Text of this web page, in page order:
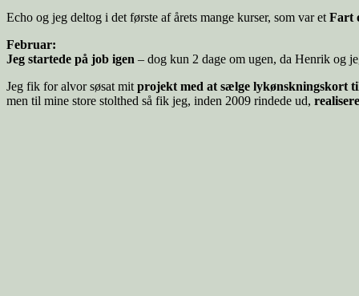
Echo og jeg deltog i det første af årets mange kurser, som var et Fart
Februar:
Jeg startede på job igen – dog kun 2 dage om ugen, da Henrik og
Jeg fik for alvor søsat mit projekt med at sælge lykønskningskort
men til mine store stolthed så fik jeg, inden 2009 rindede ud,